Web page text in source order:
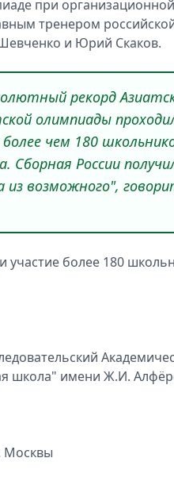
при
тренером
и Юрий Скаков.
рекорд
олимпиады
чем 180
России
возможного",
более 180
школа" имени Ж.И.
Москвы